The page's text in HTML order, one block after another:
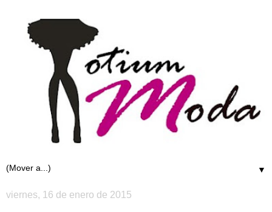
▼
viernes, 16 de enero de 2015